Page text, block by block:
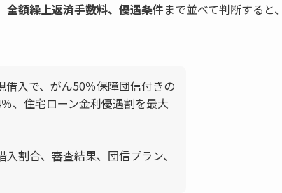
全額繰上返済手数料、優遇条件まで並べて判断すると、
入で、がん50％保障団信付きの
、住宅ローン金利優遇割を最大
割合、審査結果、団信プラン、